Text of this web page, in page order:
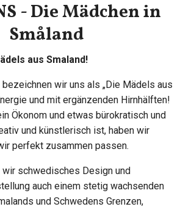
- Die Mädchen in
Småland
aus Smaland!
wir uns als „Die Mädels aus
und mit ergänzenden Hirnhälften!
Ökonom und etwas bürokratisch und
und künstlerisch ist, haben wir
perfekt zusammen passen.
schwedisches Design und
auch einem stetig wachsenden
und Schwedens Grenzen,